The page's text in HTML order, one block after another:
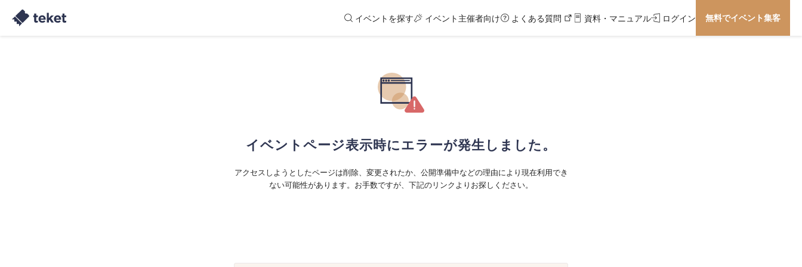
イベントを探す イベント主催者向け よくある質問 資料・マニュアル ログイン 無料でイベント集客
イベントページ表示時にエラーが発生しました。
アクセスしようとしたページは削除、変更されたか、公開準備中などの理由により現在利用でき
ない可能性があります。お手数ですが、下記のリンクよりお探しください。